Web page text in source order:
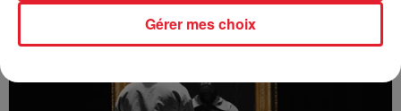
Gérer mes choix